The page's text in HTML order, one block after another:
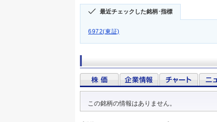
最近チェックした銘柄･指標
6972(東証)